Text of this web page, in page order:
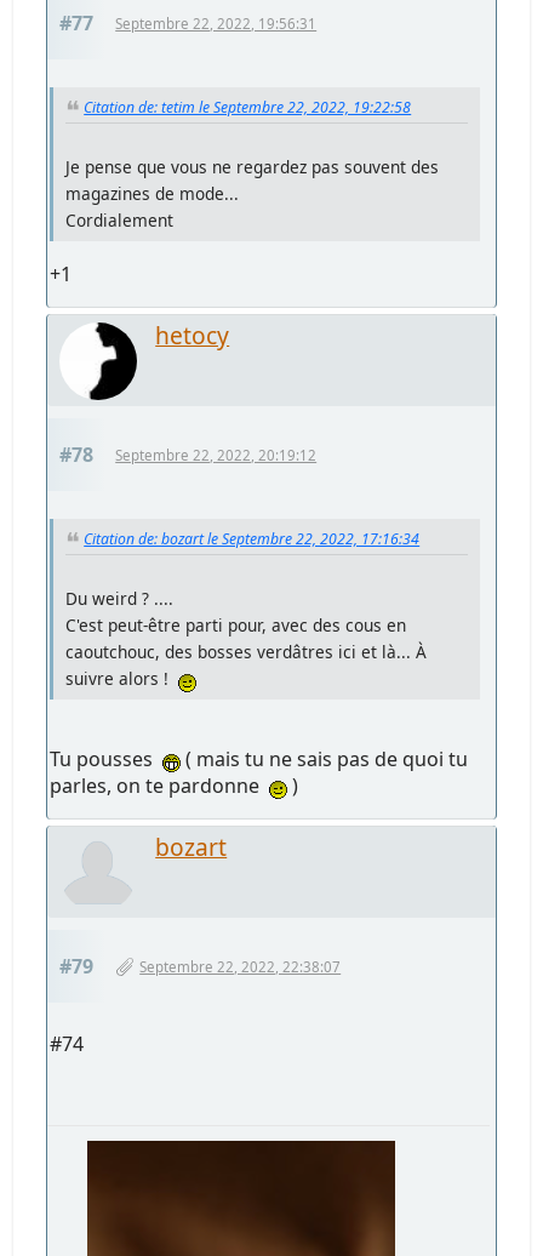
#77 Septembre 22, 2022, 19:56:31
Citation de: tetim le Septembre 22, 2022, 19:22:58
Je pense que vous ne regardez pas souvent des
magazines de mode...
Cordialement
+1
hetocy
#78 Septembre 22, 2022, 20:19:12
Citation de: bozart le Septembre 22, 2022, 17:16:34
Du weird ? ....
C'est peut-être parti pour, avec des cous en
caoutchouc, des bosses verdâtres ici et là... À
suivre alors !
Tu pousses
( mais tu ne sais pas de quoi tu
parles, on te pardonne
)
bozart
#79 Septembre 22, 2022, 22:38:07
#74